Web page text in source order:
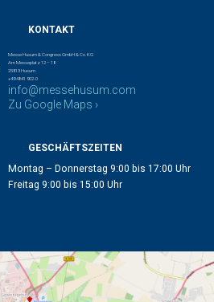
KONTAKT
Messe Husum & Congress GmbH & Co. KG
Am Messeplatz 12 – 18
25813 Husum
+49 4841 902-0
info@messehusum.com
Zu Google Maps ›
GESCHÄFTSZEITEN
Montag – Donnerstag 9:00 bis 17:00 Uhr
Freitag 9:00 bis 15:00 Uhr